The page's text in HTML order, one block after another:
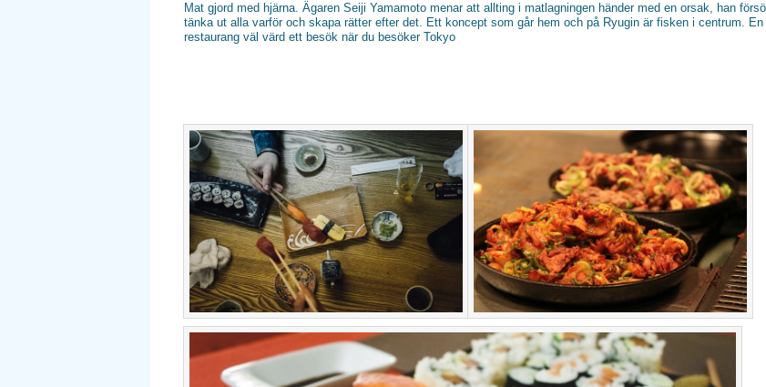
Mat gjord med hjärna. Ägaren Seiji Yamamoto menar att allting i matlagningen händer med en orsak, han
tänka ut alla varför och skapa rätter efter det. Ett koncept som går hem och på Ryugin är fisken i centrum. En
restaurang väl värd ett besök när du besöker Tokyo